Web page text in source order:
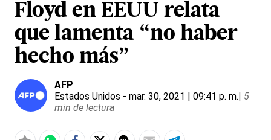
Floyd en EEUU relata
que lamenta “no haber
hecho más”
AFP
Estados Unidos - mar. 30, 2021 | 09:41 p. m.| 5
min de lectura